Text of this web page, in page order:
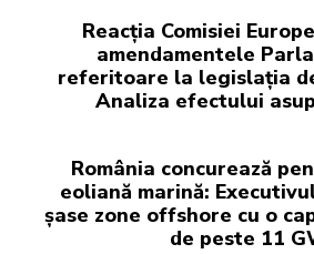
Reacția Comisiei
amendamentele
referitoare la legislația
Analiza efectului
România concurează
eoliană marină:
șase zone offshore cu o
de peste 11